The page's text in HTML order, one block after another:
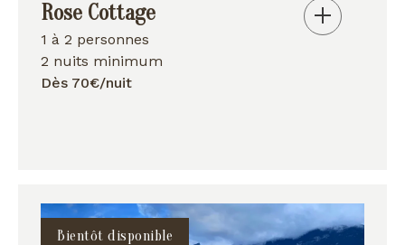
Rose Cottage
1 à 2 personnes
2 nuits minimum
Dès 70€/nuit
Bientôt disponible